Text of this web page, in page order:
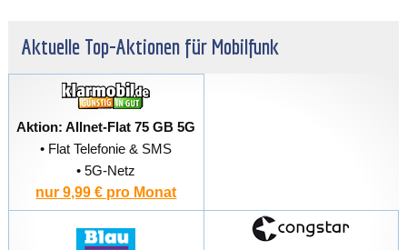
Aktuelle Top-Aktionen für Mobilfunk
Aktion: Allnet-Flat 75 GB 5G
• Flat Telefonie & SMS
• 5G-Netz
nur 9,99 € pro Monat